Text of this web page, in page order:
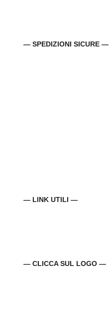
— SPEDIZIONI SICURE —
— LINK UTILI —
— CLICCA SUL LOGO —